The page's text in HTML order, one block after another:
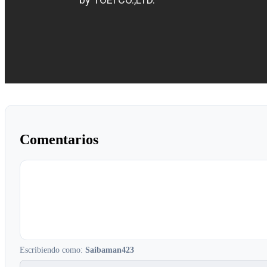
Comentarios
Escribiendo como: Saibaman423